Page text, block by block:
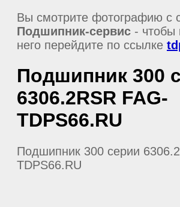
Вы смотрите фотографию с
Подшипник-сервис - чтобы
него перейдите по ссылке
Подшипник 300
6306.2RSR FAG-
TDPS66.RU
Подшипник 300 серии
TDPS66.RU